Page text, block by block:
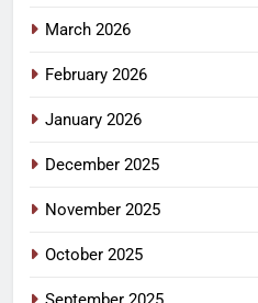
March 2026
February 2026
January 2026
December 2025
November 2025
October 2025